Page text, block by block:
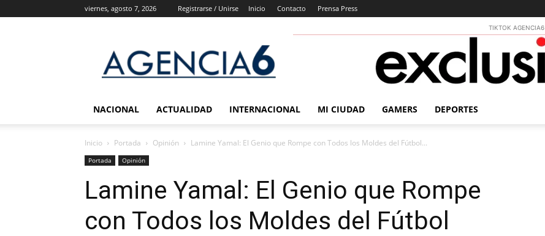
viernes, agosto 7, 2026 Registrarse / Unirse Inicio Contacto Prensa Press
6
Noticias
TIKTOK AGENCIA6
NACIONAL ACTUALIDAD INTERNACIONAL MI CIUDAD GAMERS DEPORTES
Inicio Portada Opinión Lamine Yamal: El Genio que Rompe con Todos los Moldes del Fútbol...
Portada Opinión
Lamine Yamal: El Genio que Rompe
con Todos los Moldes del Fútbol